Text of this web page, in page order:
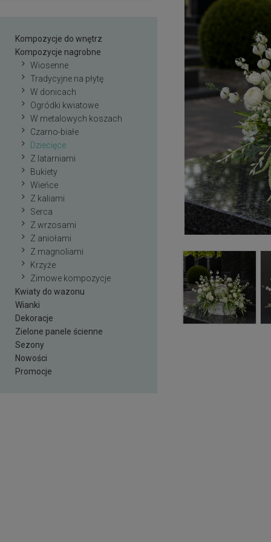
Kompozycje do wnętrz
Kompozycje nagrobne
Wiosenne
Tradycyjne na płytę
W donicach
Ogródki kwiatowe
W metalowych koszach
Czarno-białe
Dziecięce
Z latarniami
Bukiety
Wieńce
Z kaliami
Serca
Z wrzosami
Z aniołami
Z magnoliami
Krzyże
Zimowe kompozycje
Kwiaty do wazonu
Wianki
Dekoracje
Zielone panele ścienne
Sezony
Nowości
Promocje